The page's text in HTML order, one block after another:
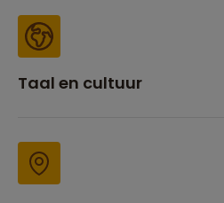
Taal en cultuur